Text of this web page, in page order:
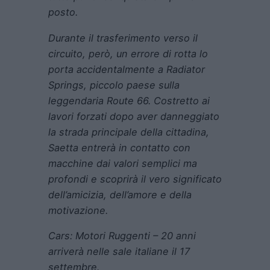
posto.
Durante il trasferimento verso il
circuito, però, un errore di rotta lo
porta accidentalmente a Radiator
Springs, piccolo paese sulla
leggendaria Route 66. Costretto ai
lavori forzati dopo aver danneggiato
la strada principale della cittadina,
Saetta entrerà in contatto con
macchine dai valori semplici ma
profondi e scoprirà il vero significato
dell’amicizia, dell’amore e della
motivazione.
Cars: Motori Ruggenti – 20 anni
arriverà nelle sale italiane il 17
settembre.